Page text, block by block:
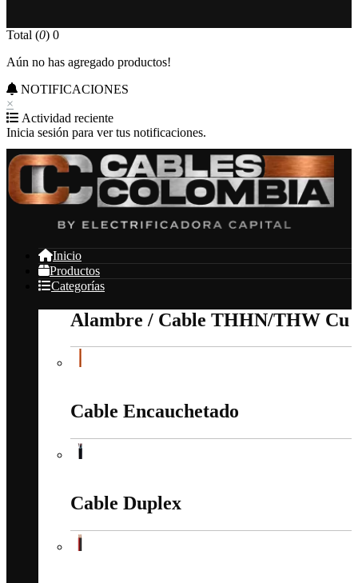
Total (0) 0
Aún no has agregado productos!
NOTIFICACIONES
×
Actividad reciente
Inicia sesión para ver tus notificaciones.
Inicio
Productos
Categorías
Alambre / Cable THHN/THW Cu
Cable Encauchetado
Cable Duplex